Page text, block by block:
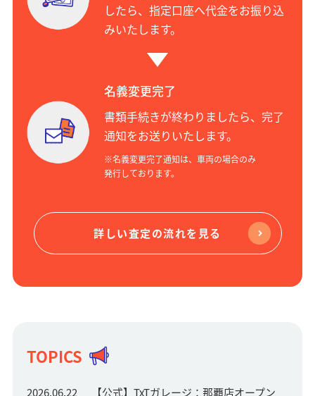
したら、指定口座へ代金をお振り込
みいたします。
名義変更完了
書類手続きが終わりましたら、完了
通知をお送りいたします。
※名義変更完了通知は、車両の場合のみ
発行しております。
詳しい査定の流れを見る
TOPICS
2026.06.22 【公式】TxTガレージ：那覇店オープン